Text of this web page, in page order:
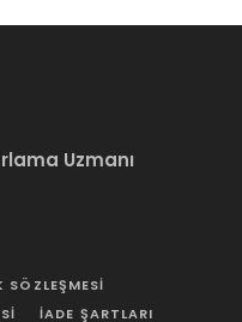
Uzmanı
SÖZLEŞMESI
İADE ŞARTLARI